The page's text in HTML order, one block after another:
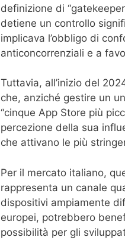
definizione di
detiene un controllo
implicava l’obbligo di
anticoncorrenziali e a
Tuttavia, all’inizio del
che, anziché gestire un
“cinque App Store più
percezione della sua
che attivano le più
Per il mercato italiano,
rappresenta un canale
dispositivi ampiamente
europei, potrebbero
possibilità per gli